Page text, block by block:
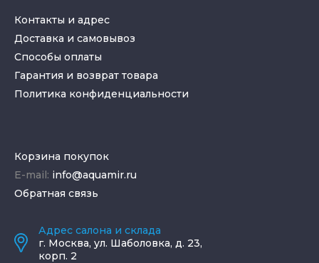
Контакты и адрес
Доставка и самовывоз
Способы оплаты
Гарантия и возврат товара
Политика конфиденциальности
Корзина покупок
E-mail: info@aquamir.ru
Обратная связь
Адрес салона и склада
г. Москва, ул. Шаболовка, д. 23,
корп. 2